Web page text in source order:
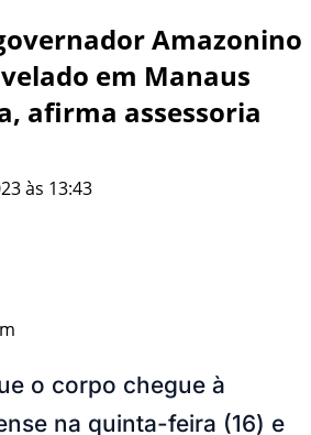
Amazonino
em Manaus
afirma assessoria
às 13:43
o corpo chegue à
na quinta-feira (16) e